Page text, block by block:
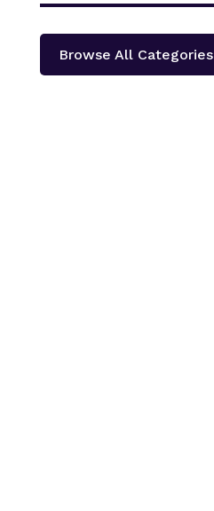
Browse All Categories